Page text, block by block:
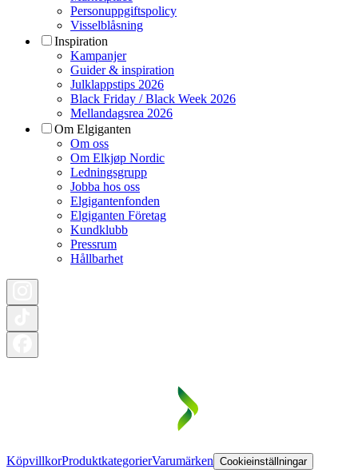
Personuppgiftspolicy
Visselblåsning
Inspiration
Kampanjer
Guider & inspiration
Julklappstips 2026
Black Friday / Black Week 2026
Mellandagsrea 2026
Om Elgiganten
Om oss
Om Elkjøp Nordic
Ledningsgrupp
Jobba hos oss
Elgigantenfonden
Elgiganten Företag
Kundklubb
Pressrum
Hållbarhet
KöpvillkorProduktkategorierVarumärken Cookieinställningar